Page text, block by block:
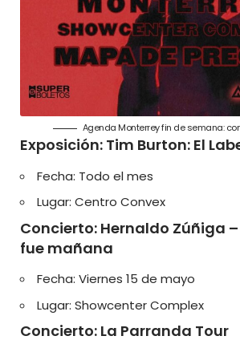
Agenda Monterrey fin de semana:
Exposición: Tim Burton: El
Fecha: Todo el mes
Lugar: Centro Convex
Concierto: Hernaldo Zúñiga
fue mañana
Fecha: Viernes 15 de mayo
Lugar: Showcenter Complex
Concierto: La Parranda Tour